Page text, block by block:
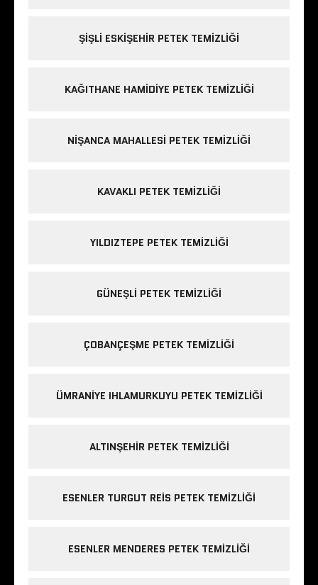
ŞIŞLI ESKIŞEHIR PETEK TEMIZLIĞI
KAĞITHANE HAMIDIYE PETEK TEMIZLIĞI
NIŞANCA MAHALLESI PETEK TEMIZLIĞI
KAVAKLI PETEK TEMIZLIĞI
YILDIZTEPE PETEK TEMIZLIĞI
GÜNEŞLI PETEK TEMIZLIĞI
ÇOBANÇEŞME PETEK TEMIZLIĞI
ÜMRANIYE IHLAMURKUYU PETEK TEMIZLIĞI
ALTINŞEHIR PETEK TEMIZLIĞI
ESENLER TURGUT REIS PETEK TEMIZLIĞI
ESENLER MENDERES PETEK TEMIZLIĞI